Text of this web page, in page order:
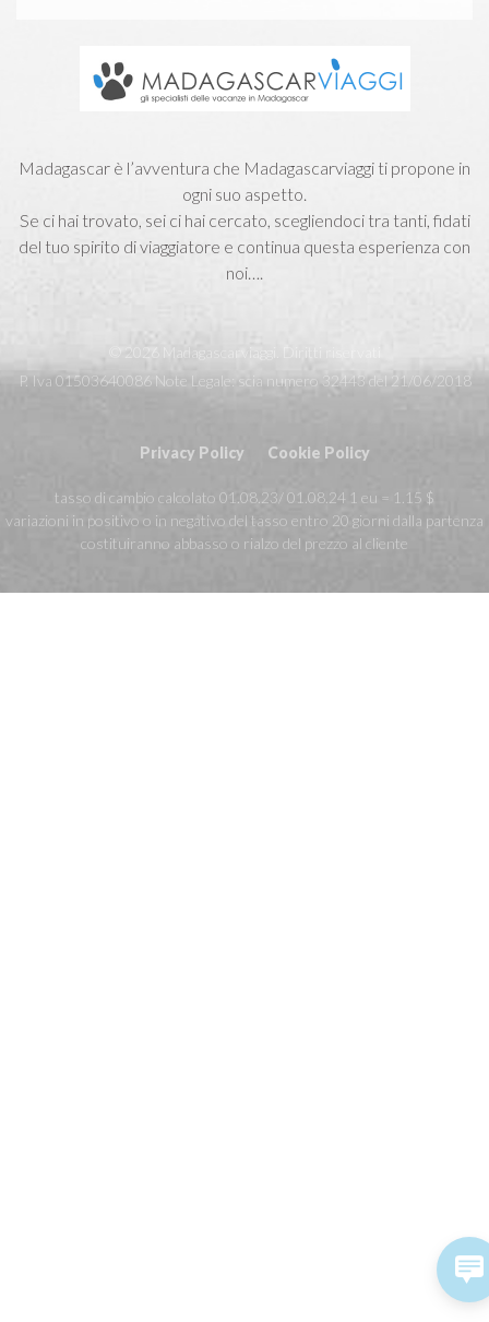
Madagascar è l’avventura che Madagascarviaggi ti propone in
ogni suo aspetto.
Se ci hai trovato, sei ci hai cercato, scegliendoci tra tanti, fidati
del tuo spirito di viaggiatore e continua questa esperienza con
noi….
© 2026 Madagascarviaggi. Diritti riservati
P. Iva 01503640086 Note Legale: scia numero 32443 del 21/06/2018
Privacy Policy Cookie Policy
tasso di cambio calcolato 01.08.23/ 01.08.24 1 eu = 1.15 $
variazioni in positivo o in negativo del tasso entro 20 giorni dalla partenza
costituiranno abbasso o rialzo del prezzo al cliente